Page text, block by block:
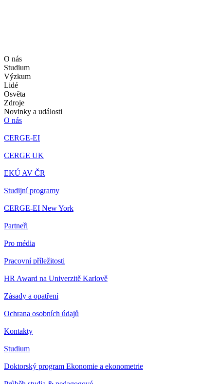
O nás
Studium
Výzkum
Lidé
Osvěta
Zdroje
Novinky a události
O nás
CERGE-EI
CERGE UK
EKÚ AV ČR
Studijní programy
CERGE-EI New York
Partneři
Pro média
Pracovní příležitosti
HR Award na Univerzitě Karlově
Zásady a opatření
Ochrana osobních údajů
Kontakty
Studium
Doktorský program Ekonomie a ekonometrie